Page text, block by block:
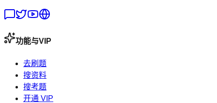
功能与VIP
去刷题
搜资料
搜考题
开通 VIP